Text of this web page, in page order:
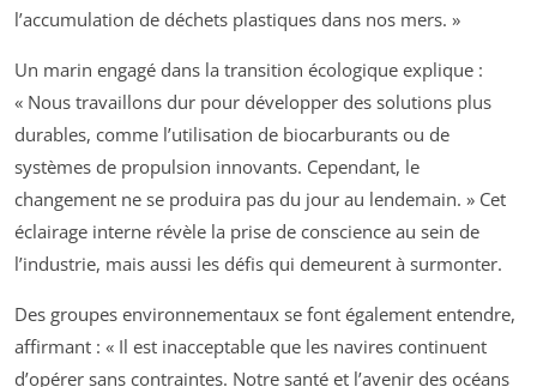
l’accumulation de déchets plastiques dans nos mers. »
Un marin engagé dans la transition écologique explique :
« Nous travaillons dur pour développer des solutions plus
durables, comme l’utilisation de biocarburants ou de
systèmes de propulsion innovants. Cependant, le
changement ne se produira pas du jour au lendemain. » Cet
éclairage interne révèle la prise de conscience au sein de
l’industrie, mais aussi les défis qui demeurent à surmonter.
Des groupes environnementaux se font également entendre,
affirmant : « Il est inacceptable que les navires continuent
d’opérer sans contraintes. Notre santé et l’avenir des océans